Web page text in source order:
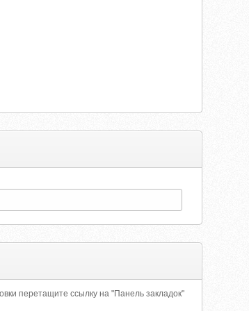
перетащите ссылку на "Панель закладок"